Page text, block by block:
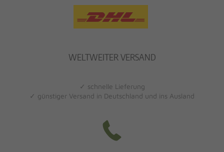
WELTWEITER VERSAND
✓ schnelle Lieferung
✓ günstiger Versand in Deutschland und ins Ausland